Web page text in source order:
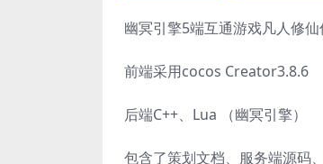
幽冥引擎5端互通游戏凡人修
前端采用cocos Creator3.8.6
后端C++、Lua （幽冥引擎）
包含了策划文档、服务端源码